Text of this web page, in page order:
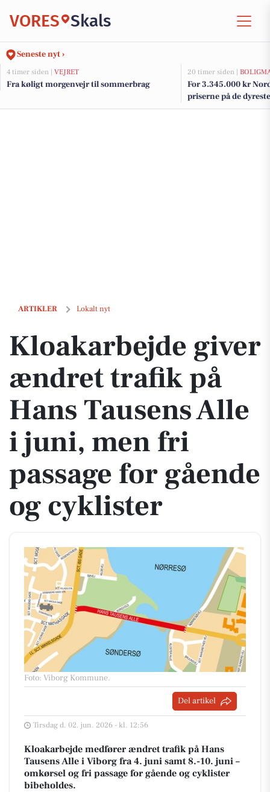
VORES Skals
Seneste nyt ›
4 timer siden | VEJRET
Fra køligt morgenvejr til sommerbrag
20 timer siden |
For 3.345.000 kr
priserne på de
ARTIKLER Lokalt nyt
Kloakarbejde giver ændret trafik på Hans Tausens Alle i juni, men fri
Kloakarbejde giver
ændret trafik på
Hans Tausens Alle
i juni, men fri
passage for gående
og cyklister
Foto: Viborg Kommune.
Del artikel
Tirsdag d. 02. jun. 2026 - kl. 12:56
Kloakarbejde medfører ændret trafik på Hans
Tausens Alle i Viborg fra 4. juni samt 8.-10. juni –
omkørsel og fri passage for gående og cyklister
bibeholdes.